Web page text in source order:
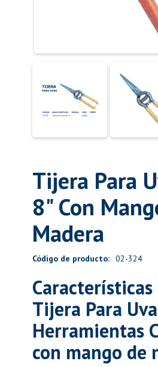
Tijera Para
8" Con
Madera
Código de producto: 02-324
Tijera Para
Herramientas
con mango de